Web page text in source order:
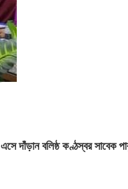
দাঁড়ান বলিষ্ঠ কণ্ঠস্বর সাবেক